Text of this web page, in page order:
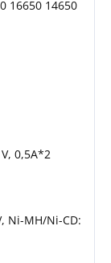
16650 14650
0,5A*2
Ni-MH/Ni-CD: